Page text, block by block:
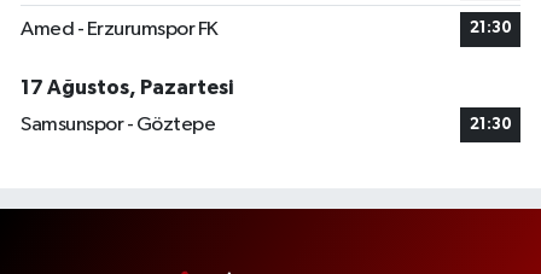
Amed - Erzurumspor FK 21:30
17 Ağustos, Pazartesi
Samsunspor - Göztepe
21:30